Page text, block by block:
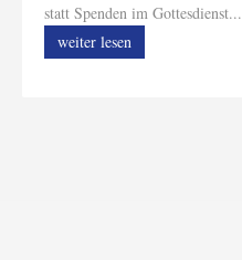
statt Spenden im Gottesdienst...
weiter lesen